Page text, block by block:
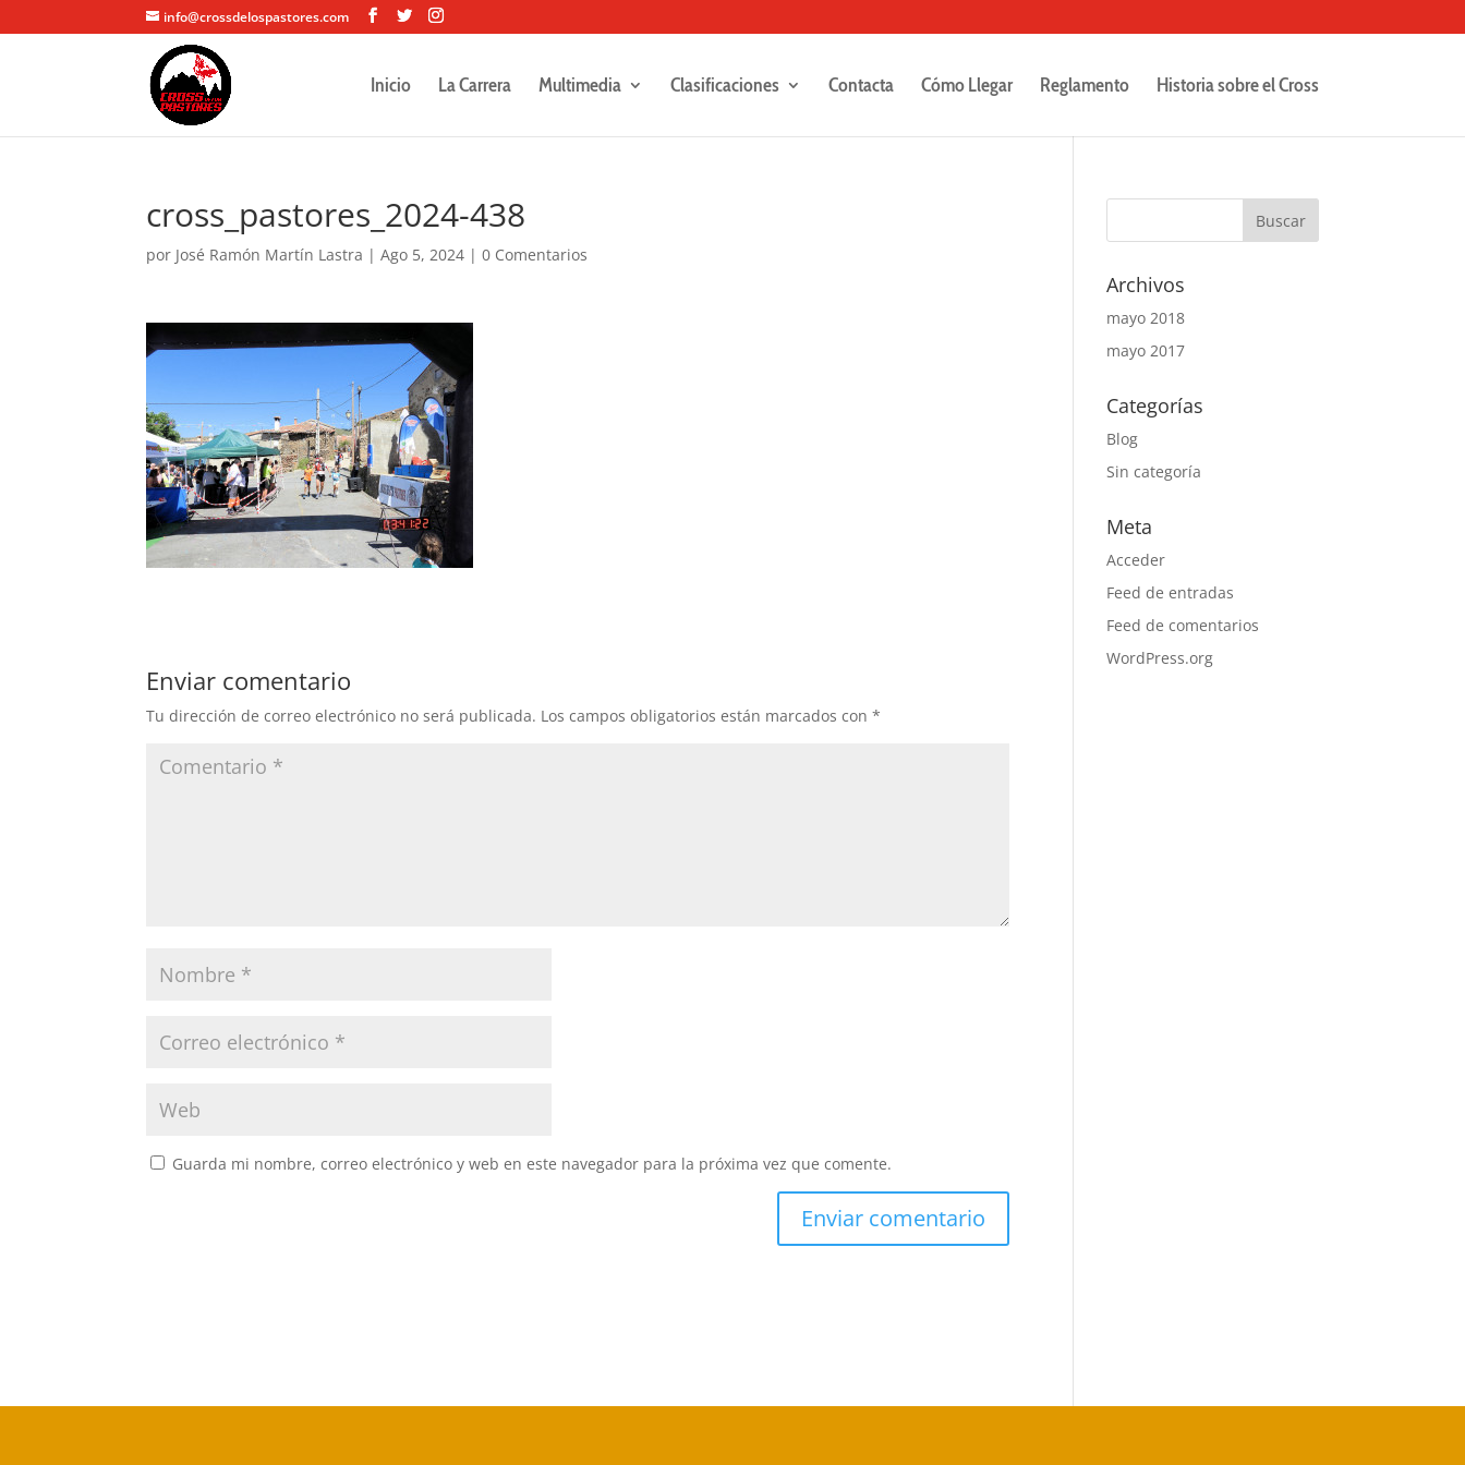
info@crossdelospastores.com
Inicio La Carrera Multimedia Clasificaciones Contacta Cómo Llegar Reglamento Historia sobre el Cross
cross_pastores_2024-438
por José Ramón Martín Lastra |Ago 5, 2024 |0 Comentarios
Enviar comentario
Tu dirección de correo electrónico no será publicada. Los campos obligatorios están marcados con*
Guarda mi nombre, correo electrónico y web en este navegador para la próxima vez que comente.
Archivos
mayo 2018
mayo 2017
Categorías
Blog
Sin categoría
Meta
Acceder
Feed de entradas
Feed de comentarios
WordPress.org